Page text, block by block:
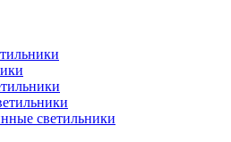
светильники